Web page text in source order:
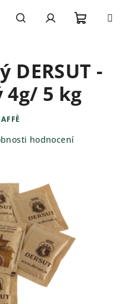
košík
-
5 kg
hodnocení